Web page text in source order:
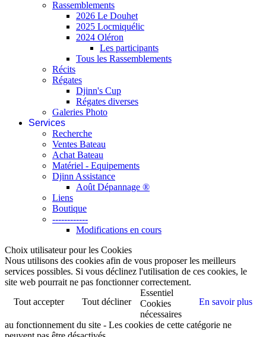
Rassemblements
2026 Le Douhet
2025 Locmiquélic
2024 Oléron
Les participants
Tous les Rassemblements
Récits
Régates
Djinn's Cup
Régates diverses
Galeries Photo
Services
Recherche
Ventes Bateau
Achat Bateau
Matériel - Equipements
Djinn Assistance
Août Dépannage ®
Liens
Boutique
------------
Modifications en cours
Choix utilisateur pour les Cookies
Nous utilisons des cookies afin de vous proposer les meilleurs
services possibles. Si vous déclinez l'utilisation de ces cookies, le
site web pourrait ne pas fonctionner correctement.
Tout accepter
Tout décliner En savoir plus
Essentiel
Cookies
nécessaires
au fonctionnement du site - Les cookies de cette catégorie ne